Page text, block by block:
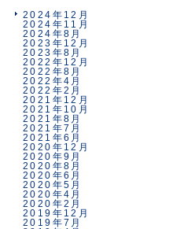
2024年12月
2024年11月
2024年8月
2023年12月
2023年8月
2022年12月
2022年8月
2022年4月
2022年2月
2021年12月
2021年10月
2021年8月
2021年7月
2021年6月
2020年12月
2020年9月
2020年8月
2020年6月
2020年5月
2020年4月
2020年2月
2019年12月
2019年7月